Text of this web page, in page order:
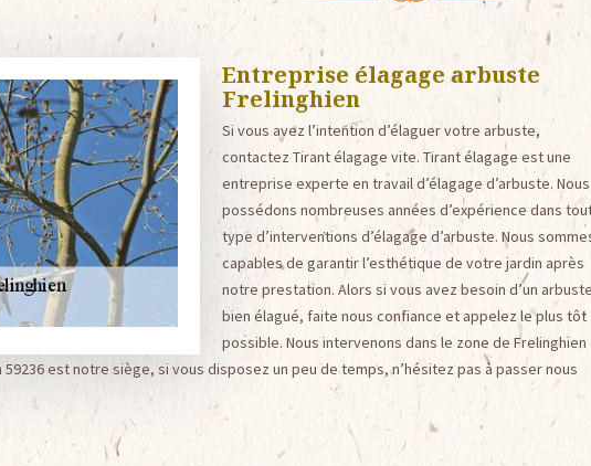
Entreprise élagage arbuste
Frelinghien
Si vous avez l’intention d’élaguer votre arbuste,
contactez Tirant élagage vite. Tirant élagage est une
entreprise experte en travail d’élagage d’arbuste. Nous
possédons nombreuses années d’expérience dans
type d’interventions d’élagage d’arbuste. Nous
capables de garantir l’esthétique de votre jardin après
notre prestation. Alors si vous avez besoin d’un arbuste
bien élagué, faite nous confiance et appelez le plus tôt
possible. Nous intervenons dans le zone de Frelinghien
59236 est notre siège, si vous disposez un peu de temps, n’hésitez pas à passer nous